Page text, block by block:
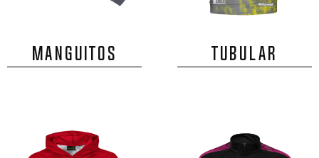
MANGUITOS TUBULAR